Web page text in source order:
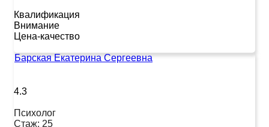
Квалификация
Внимание
Цена-качество
Барская Екатерина Сергеевна
4.3
Психолог
Стаж: 25